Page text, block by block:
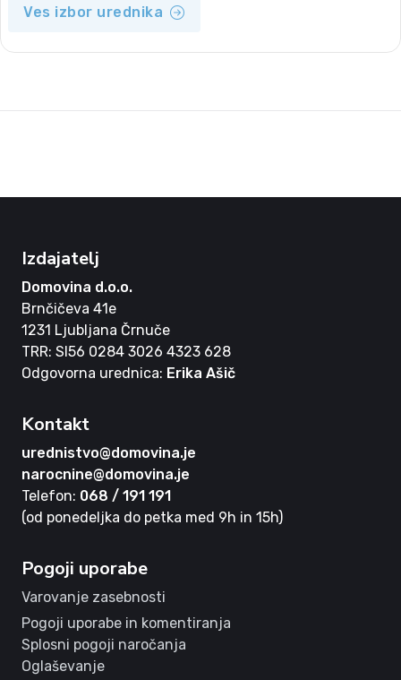
Ves izbor urednika
Izdajatelj
Domovina d.o.o.
Brnčičeva 41e
1231 Ljubljana Črnuče
TRR: SI56 0284 3026 4323 628
Odgovorna urednica: Erika Ašič
Kontakt
urednistvo@domovina.je
narocnine@domovina.je
Telefon: 068 / 191 191
(od ponedeljka do petka med 9h in 15h)
Pogoji uporabe
Varovanje zasebnosti
Pogoji uporabe in komentiranja
Splosni pogoji naročanja
Oglaševanje